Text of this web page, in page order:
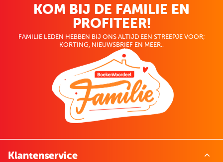
KOM BIJ DE FAMILIE EN
PROFITEER!
FAMILIE LEDEN HEBBEN BIJ ONS ALTIJD EEN STREEPJE VOOR;
KORTING, NIEUWSBRIEF EN MEER..
Klantenservice